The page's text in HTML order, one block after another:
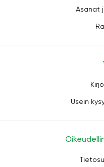
Asanat
Usein